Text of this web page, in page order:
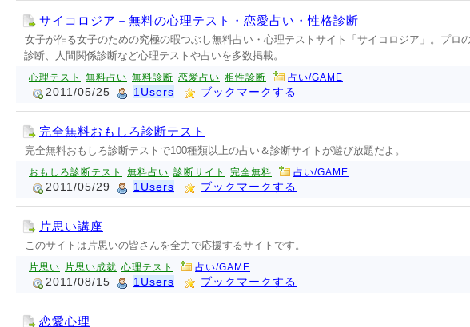
サイコロジア－無料の心理テスト・恋愛占い・性格診断
女子が作る女子のための究極の暇つぶし無料占い・心理テストサイト「サイコロジア」。プ
診断、人間関係診断など心理テストや占いを多数掲載。
心理テスト 無料占い 無料診断 恋愛占い 相性診断 占い/GAME
2011/05/25 1Users ブックマークする
完全無料おもしろ診断テスト
完全無料おもしろ診断テストで100種類以上の占い＆診断サイトが遊び放題だよ。
おもしろ診断テスト 無料占い 診断サイト 完全無料 占い/GAME
2011/05/29 1Users ブックマークする
片思い講座
このサイトは片思いの皆さんを全力で応援するサイトです。
片思い 片思い成就 心理テスト 占い/GAME
2011/08/15 1Users ブックマークする
恋愛心理